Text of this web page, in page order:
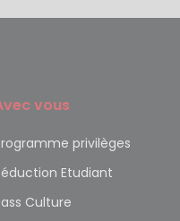
vous
privilèges
Etudiant
Culture